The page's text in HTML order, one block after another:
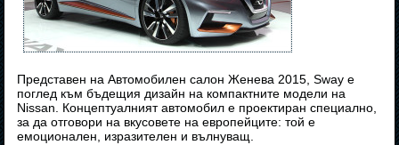
Представен на Автомобилен салон Женева 2015, Sway е
поглед към бъдещия дизайн на компактните модели на
Nissan. Концептуалният автомобил е проектиран специално,
за да отговори на вкусовете на европейците: той е
емоционален, изразителен и вълнуващ.